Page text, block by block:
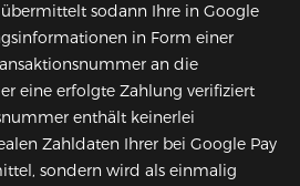
sodann Ihre in Google
in Form einer
an die
eine erfolgte Zahlung verifiziert
enthält keinerlei
Zahldaten Ihrer bei Google Pay
sondern wird als einmalig